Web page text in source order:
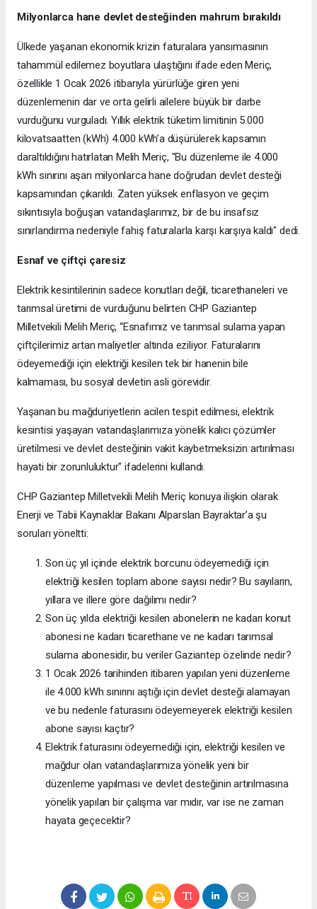
Milyonlarca hane devlet desteğinden mahrum bırakıldı
Ülkede yaşanan ekonomik krizin faturalara yansımasının
tahammül edilemez boyutlara ulaştığını ifade eden Meriç,
özellikle 1 Ocak 2026 itibarıyla yürürlüğe giren yeni
düzenlemenin dar ve orta gelirli ailelere büyük bir darbe
vurduğunu vurguladı. Yıllık elektrik tüketim limitinin 5.000
kilovatsaatten (kWh) 4.000 kWh’a düşürülerek kapsamın
daraltıldığını hatırlatan Melih Meriç, "Bu düzenleme ile 4.000
kWh sınırını aşan milyonlarca hane doğrudan devlet desteği
kapsamından çıkarıldı. Zaten yüksek enflasyon ve geçim
sıkıntısıyla boğuşan vatandaşlarımız, bir de bu insafsız
sınırlandırma nedeniyle fahiş faturalarla karşı karşıya kaldı" dedi.
Esnaf ve çiftçi çaresiz
Elektrik kesintilerinin sadece konutları değil, ticarethaneleri ve
tarımsal üretimi de vurduğunu belirten CHP Gaziantep
Milletvekili Melih Meriç, “Esnafımız ve tarımsal sulama yapan
çiftçilerimiz artan maliyetler altında eziliyor. Faturalarını
ödeyemediği için elektriği kesilen tek bir hanenin bile
kalmaması, bu sosyal devletin asli görevidir.
Yaşanan bu mağduriyetlerin acilen tespit edilmesi, elektrik
kesintisi yaşayan vatandaşlarımıza yönelik kalıcı çözümler
üretilmesi ve devlet desteğinin vakit kaybetmeksizin artırılması
hayati bir zorunluluktur" ifadelerini kullandı.
CHP Gaziantep Milletvekili Melih Meriç konuya ilişkin olarak
Enerji ve Tabii Kaynaklar Bakanı Alparslan Bayraktar’a şu
soruları yöneltti:
Son üç yıl içinde elektrik borcunu ödeyemediği için
elektriği kesilen toplam abone sayısı nedir? Bu sayıların,
yıllara ve illere göre dağılımı nedir?
Son üç yılda elektriği kesilen abonelerin ne kadarı konut
abonesi ne kadarı ticarethane ve ne kadarı tarımsal
sulama abonesidir, bu veriler Gaziantep özelinde nedir?
1 Ocak 2026 tarihinden itibaren yapılan yeni düzenleme
ile 4.000 kWh sınırını aştığı için devlet desteği alamayan
ve bu nedenle faturasını ödeyemeyerek elektriği kesilen
abone sayısı kaçtır?
Elektrik faturasını ödeyemediği için, elektriği kesilen ve
mağdur olan vatandaşlarımıza yönelik yeni bir
düzenleme yapılması ve devlet desteğinin artırılmasına
yönelik yapılan bir çalışma var mıdır, var ise ne zaman
hayata geçecektir?